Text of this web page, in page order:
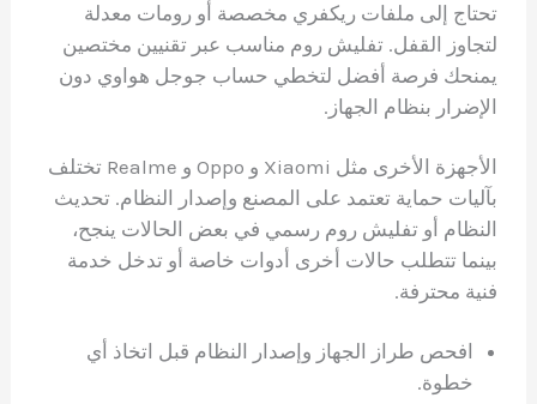
تحتاج إلى ملفات ريكفري مخصصة أو رومات معدلة
لتجاوز القفل. تفليش روم مناسب عبر تقنيين مختصين
يمنحك فرصة أفضل لتخطي حساب جوجل هواوي دون
الإضرار بنظام الجهاز.
الأجهزة الأخرى مثل Xiaomi و Oppo و Realme تختلف
بآليات حماية تعتمد على المصنع وإصدار النظام. تحديث
النظام أو تفليش روم رسمي في بعض الحالات ينجح،
بينما تتطلب حالات أخرى أدوات خاصة أو تدخل خدمة
فنية محترفة.
افحص طراز الجهاز وإصدار النظام قبل اتخاذ أي
خطوة.